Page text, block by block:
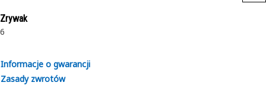
Zrywak
6
Informacje o gwarancji
Zasady zwrotów